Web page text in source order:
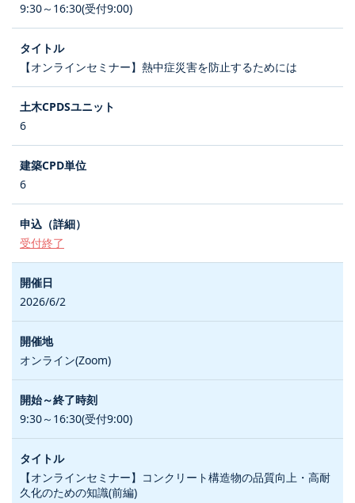
9:30～16:30(受付9:00)
【オンラインセミナー】熱中症災害を防止するためには
6
6
受付終了
2026/6/2
オンライン(Zoom)
9:30～16:30(受付9:00)
【オンラインセミナー】コンクリート構造物の品質向上・高耐
久化のための知識(前編)